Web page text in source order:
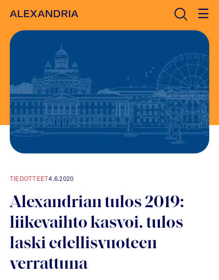
Etusivulle Avaa haku
TIEDOTTEET4.6.2020
Alexandrian tulos 2019:
liikevaihto kasvoi, tulos
laski edellisvuoteen
verrattuna